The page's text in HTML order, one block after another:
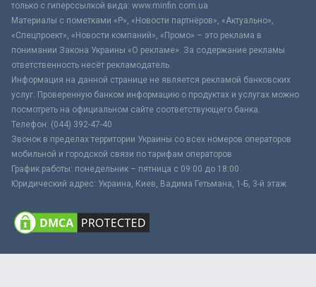
только с гиперссылкой вида: www.minfin.com.ua
Материалы с пометками «Р», «Новости партнёров», «Актуально»,
«Спецпроект», «Новости компаний», «Промо» – это реклама в
понимании Закона Украины «О рекламе». За содержание рекламы
ответственность несёт рекламодатель.
Информация на данной странице не является рекламой банковских
услуг. Проверенную банком информацию о продуктах и услугах можно
посмотреть на официальном сайте соответствующего банка.
Телефон: (044) 392-47-40
Звонок в пределах территории Украины со всех номеров операторов
мобильной и городской связи по тарифам операторов
График работы: понедельник – пятница с 09:00 до 18:00
Юридический адрес: Украина, Киев, Вадима Гетьмана, 1-Б, 3-й этаж